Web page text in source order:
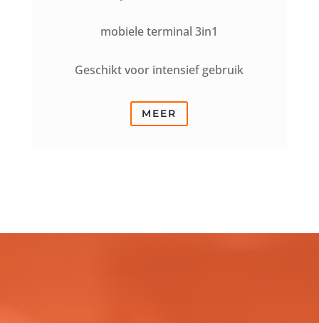
mobiele terminal 3in1
Geschikt voor intensief gebruik
MEER